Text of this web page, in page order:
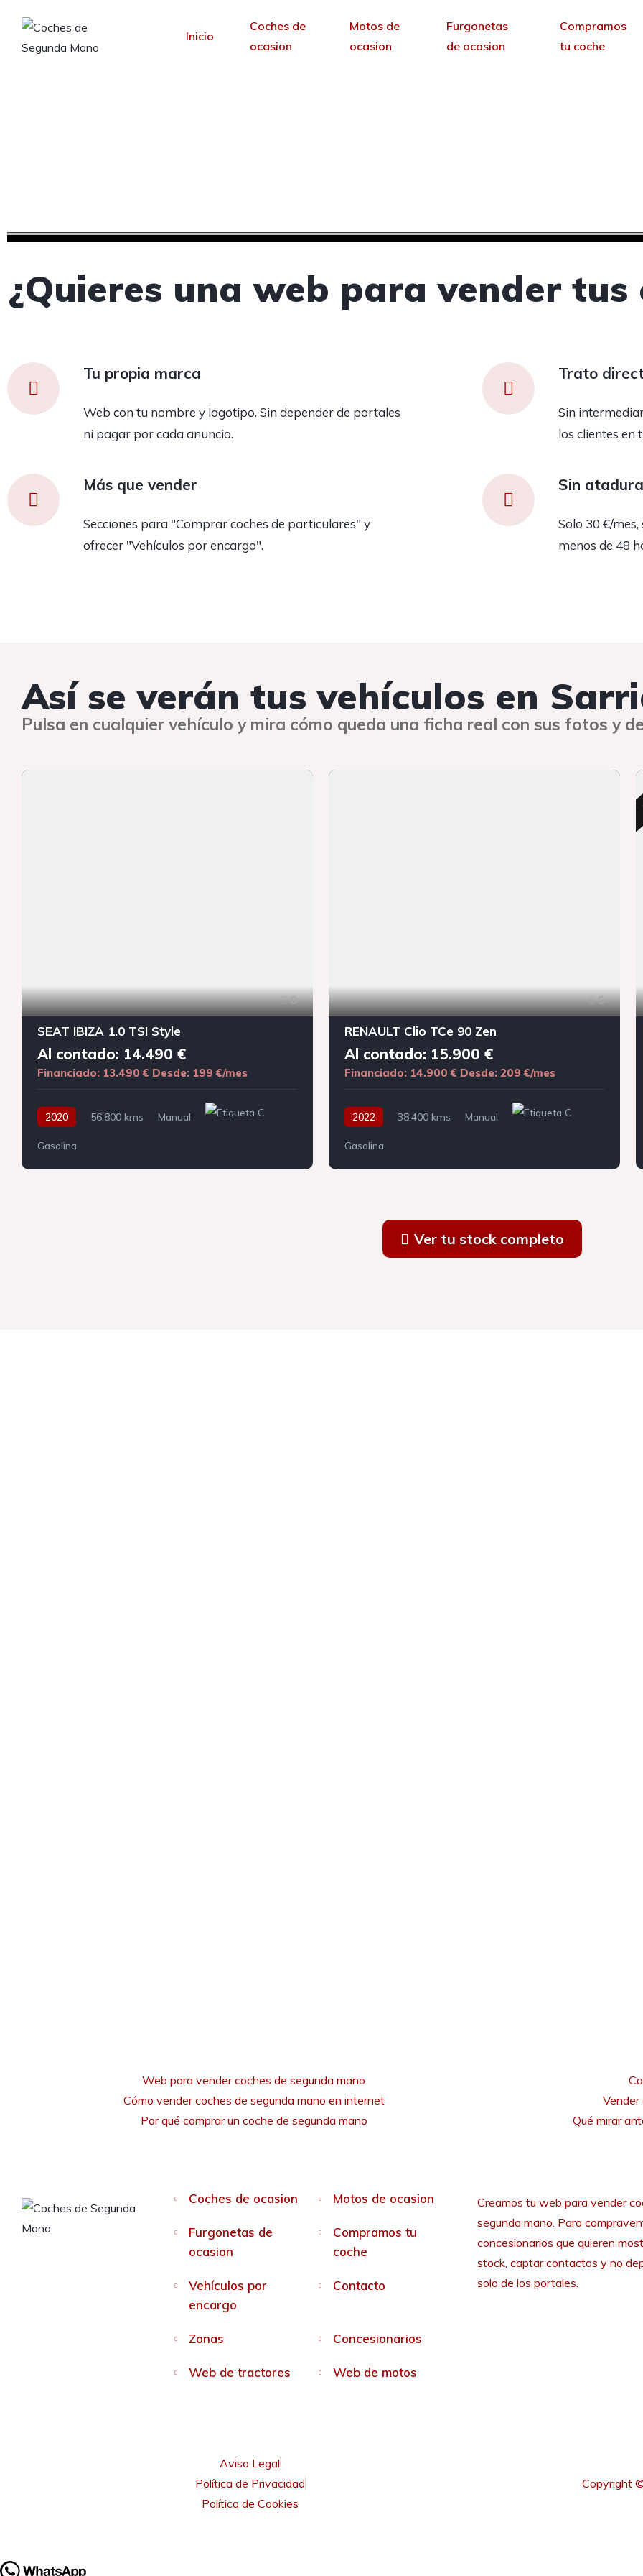
Inicio
Coches de
ocasion
Motos de
ocasion
Furgonetas
de ocasion
Compramos
tu coche
¿Quieres una web para vender tus
Tu propia marca
Web con tu nombre y logotipo. Sin depender de portales
ni pagar por cada anuncio.
Trato
Sin
los clientes en
Más que vender
Secciones para "Comprar coches de particulares" y
ofrecer "Vehículos por encargo".
Sin
Solo 30 €/
menos de 48
Así se verán tus vehículos en
Pulsa en cualquier vehículo y mira cómo queda una ficha real con sus fotos y
8
SEAT IBIZA 1.0 TSI Style
Al contado: 14.490 €
Financiado: 13.490 € Desde: 199 €/mes
2020 56.800 kms Manual
Gasolina
5
RENAULT Clio TCe 90 Zen
Al contado: 15.900 €
Financiado: 14.900 € Desde: 209 €/mes
2022 38.400 kms Manual
Gasolina
Ver tu stock completo
Web para vender coches de segunda mano
Cómo vender coches de segunda mano en internet
Por qué comprar un coche de segunda mano
Vender
Qué mirar
Coches de ocasion Motos de ocasion
Furgonetas de
ocasion
Compramos tu
coche
Vehículos por
encargo
Contacto
Zonas Concesionarios
Web de tractores Web de motos
Creamos tu web para vender
segunda mano. Para
concesionarios que quieren
stock, captar contactos y no
solo de los portales.
Aviso Legal
Política de Privacidad
Política de Cookies
Copyright